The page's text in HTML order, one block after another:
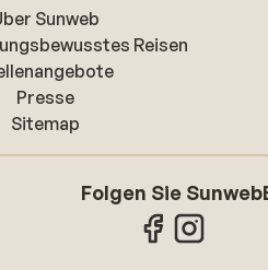
Sunweb
Reisen
Presse
Sitemap
Folgen Sie Sunweb